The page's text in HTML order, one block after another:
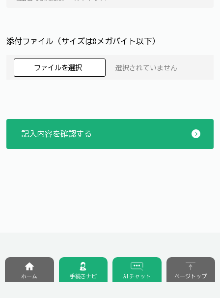
添付ファイル（サイズは8メガバイト以下）
ファイルを選択 選択されていません
ホーム 手続きナビ AIチャット ページトップ